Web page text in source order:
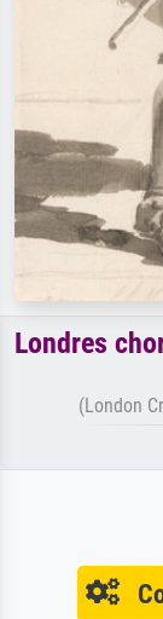
Londres
(London